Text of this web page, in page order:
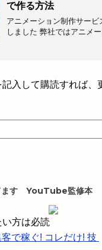
で作る方法
アニメーション制作サービ
しました 弊社ではアニメ
記入して購読すれば、
ます YouTube監修本
方は必読
で稼ぐ! コレだけ! 技